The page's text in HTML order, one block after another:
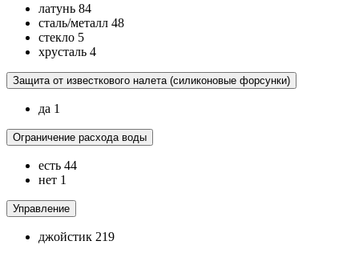
латунь 84
сталь/металл 48
стекло 5
хрусталь 4
Защита от известкового налета (силиконовые форсунки)
да 1
Ограничение расхода воды
есть 44
нет 1
Управление
джойстик 219